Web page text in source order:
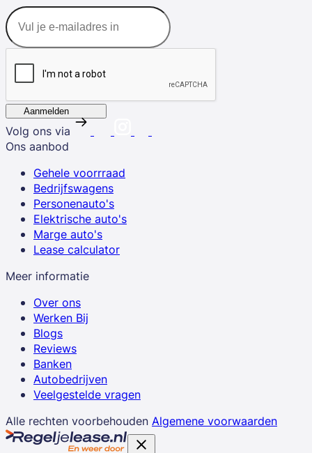
Aanmelden
Volg ons via
Ons aanbod
Gehele voorrraad
Bedrijfswagens
Personenauto's
Elektrische auto's
Marge auto's
Lease calculator
Meer informatie
Over ons
Werken Bij
Blogs
Reviews
Banken
Autobedrijven
Veelgestelde vragen
Alle rechten voorbehouden Algemene voorwaarden